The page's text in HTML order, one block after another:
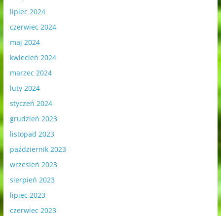
lipiec 2024
czerwiec 2024
maj 2024
kwiecień 2024
marzec 2024
luty 2024
styczeń 2024
grudzień 2023
listopad 2023
październik 2023
wrzesień 2023
sierpień 2023
lipiec 2023
czerwiec 2023